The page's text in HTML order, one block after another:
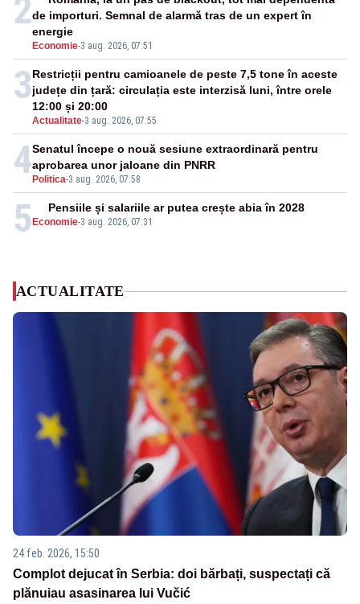
2
Economie-3 aug. 2026, 07:51
de importuri. Semnal de alarmă tras de un expert în
energie
3
Actualitate-3 aug. 2026, 07:55
Restricții pentru camioanele de peste 7,5 tone în aceste
județe din țară: circulația este interzisă luni, între orele
12:00 și 20:00
4 Politica-3 aug. 2026, 07:58
Senatul începe o nouă sesiune extraordinară pentru
aprobarea unor jaloane din PNRR
5 Economie-3 aug. 2026, 07:31
Pensiile și salariile ar putea crește abia în 2028
ACTUALITATE
24 feb. 2026, 15:50
Complot dejucat în Serbia: doi bărbați, suspectați că
plănuiau asasinarea lui Vučić